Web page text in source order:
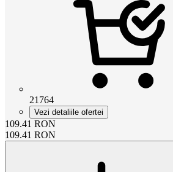
21764
Vezi detaliile ofertei
109.41 RON
109.41 RON